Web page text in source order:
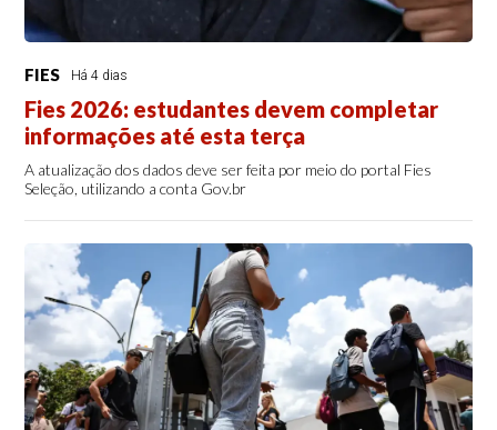
FIES Há 4 dias
Fies 2026: estudantes devem completar
informações até esta terça
A atualização dos dados deve ser feita por meio do portal Fies
Seleção, utilizando a conta Gov.br